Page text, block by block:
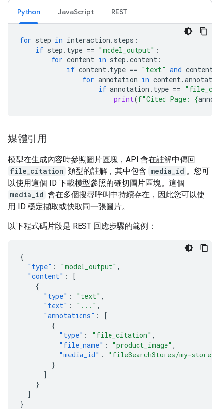
Python JavaScript REST
for step in interaction . steps :
if step . type == "model_output" :
for content in step .content :
if content. type == "text" and content
for annotation in content.
if annotation . type ==
print(f"Cited Page: {
媒體引用
模型在生成內容時參照圖片區塊，API 會在註解中傳回
file_citation 類型的註解，其中包含 media_id 。您可
以使用這個 ID 下載模型參照的確切圖片區塊。這個
media_id 會在多個搜尋呼叫中持續存在，因此您可以使
用 ID 穩定擷取或快取同一張圖片。
以下程式碼片段是 REST 回應步驟的範例：
{
"type" : "model_output" ,
"content" :
[
{
"type" : "text" ,
"text" : "..." ,
"annotations" :
[
{
"type" : "file_citation" ,
"file_name" : "product_image" ,
"media_id" :
"fileSearchStores/my-store-
}
]
}
]
}